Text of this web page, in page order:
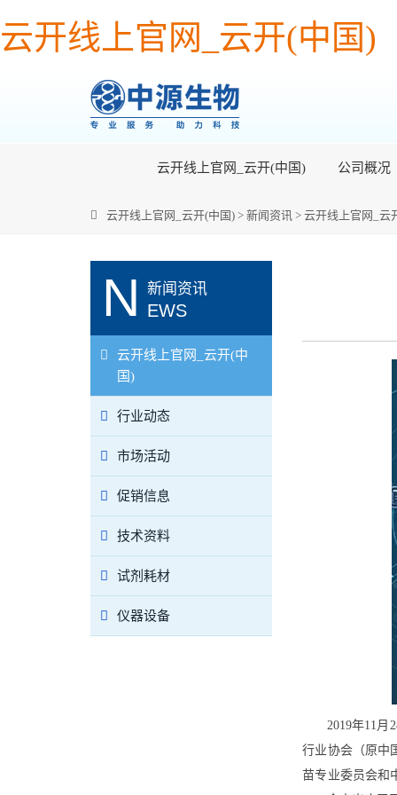
云开线上官网_云开(中国)
云开线上官网_云开(中国) 公司概况
云开线上官网_云开(中国) > 新闻资讯 > 云开线上官网_云
N 新闻资讯
EWS
云开线上官网_云开(中
国)
行业动态
市场活动
促销信息
技术资料
试剂耗材
仪器设备
2019年11月
行业协会（原中
苗专业委员会和